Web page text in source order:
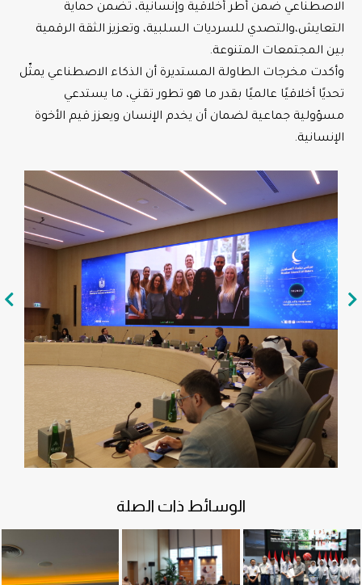
الاصطناعي ضمن أطر أخلاقية وإنسانية، تضمن حماية
التعايش،والتصدي للسرديات السلبية، وتعزيز الثقة الرقمية
بين المجتمعات المتنوعة.
وأكدت مخرجات الطاولة المستديرة أن الذكاء الاصطناعي يمثّل
تحديًا أخلاقيًا عالميًا بقدر ما هو تطور تقني، ما يستدعي
مسؤولية جماعية لضمان أن يخدم الإنسان ويعزز قيم الأخوة
الإنسانية.
الوسائط ذات الصلة